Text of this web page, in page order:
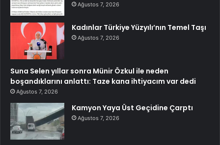
Ağustos 7, 2026
Kadınlar Türkiye Yüzyılı’nın Temel Taşı
Ağustos 7, 2026
Suna Selen yıllar sonra Münir Özkul ile neden
boşandıklarını anlattı: Taze kana ihtiyacım var dedi
Ağustos 7, 2026
Kamyon Yaya Üst Geçidine Çarptı
Ağustos 7, 2026